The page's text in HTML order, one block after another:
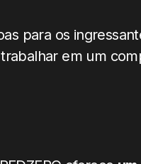
para os
em um